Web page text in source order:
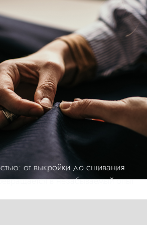
от выкройки до сшивания
в незабываемый опыт